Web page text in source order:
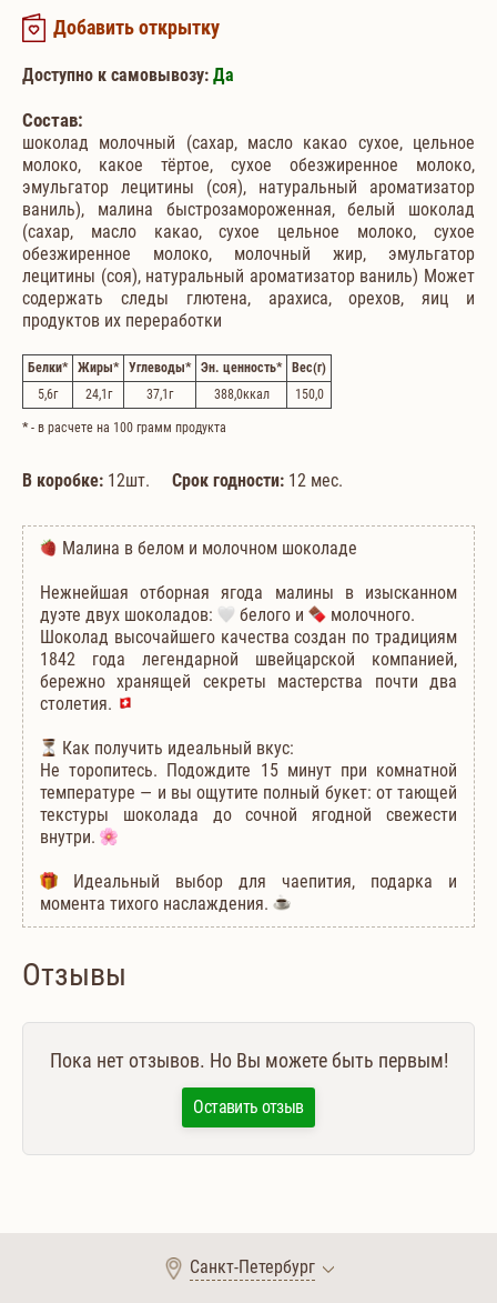
Добавить открытку
Доступно к самовывозу: Да
Состав:
шоколад молочный (сахар, масло какао сухое, цельное
молоко, какое тёртое, сухое обезжиренное молоко,
эмульгатор лецитины (соя), натуральный ароматизатор
ваниль), малина быстрозамороженная, белый шоколад
(сахар, масло какао, сухое цельное молоко, сухое
обезжиренное молоко, молочный жир, эмульгатор
лецитины (соя), натуральный ароматизатор ваниль) Может
содержать следы глютена, арахиса, орехов, яиц и
продуктов их переработки
Белки* Жиры* Углеводы* Эн. ценность* Вес(г)
5,6г 24,1г 37,1г 388,0ккал 150,0
*- в расчете на 100 грамм продукта
В коробке: 12шт. Срок годности: 12 мес.
Малина в белом и молочном шоколаде
Нежнейшая отборная ягода малины в изысканном
дуэте двух шоколадов:
белого и
молочного.
Шоколад высочайшего качества создан по традициям
1842 года легендарной швейцарской компанией,
бережно хранящей секреты мастерства почти два
столетия.
Как получить идеальный вкус:
Не торопитесь. Подождите 15 минут при комнатной
температуре — и вы ощутите полный букет: от тающей
текстуры шоколада до сочной ягодной свежести
внутри.
Идеальный выбор для чаепития, подарка и
момента тихого наслаждения.
Отзывы
Пока нет отзывов. Но Вы можете быть первым!
Оставить отзыв
Санкт-Петербург